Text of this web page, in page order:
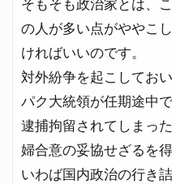
そもそも政治家とは、
の人が多い点がややこ
ければいいのです。
対外紛争を起こしてお
パク大統領が任期途中
逮捕拘留されてしまっ
婦合意の妥協せざるを
いわば国内政治の行き